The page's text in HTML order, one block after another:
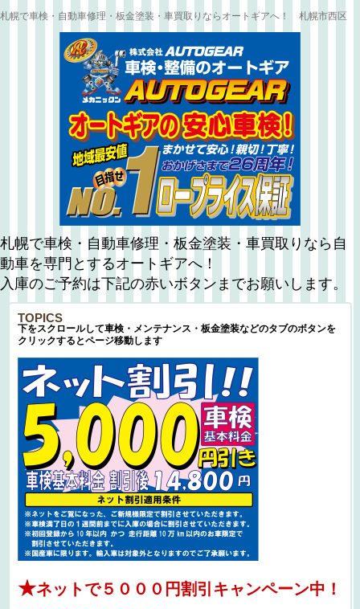
札幌で車検・自動車修理・板金塗装・車買取りならオートギアへ！ 札幌市西区
札幌で車検・自動車修理・板金塗装・車買取りなら自
動車を専門とするオートギアへ！
入庫のご予約は下記の赤いボタンまでお願いします。
TOPICS
下をスクロールして車検・メンテナンス・板金塗装などのタブのボタンを
クリックするとページ移動します
★ネットで５０００円割引キャンペーン中！